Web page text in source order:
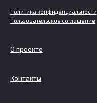
Политика конфиденциальности
Пользовательское соглашение
О проекте
Контакты